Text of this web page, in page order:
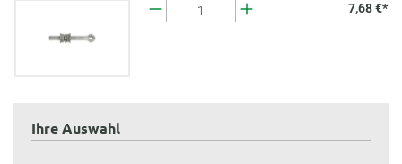
7,68 €*
Ihre Auswahl